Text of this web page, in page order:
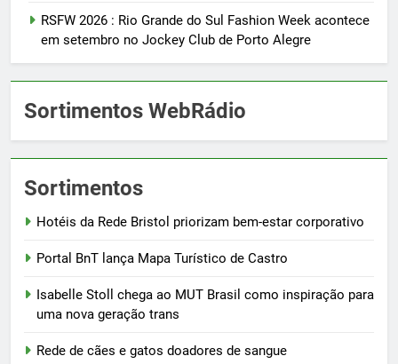
RSFW 2026 : Rio Grande do Sul Fashion Week acontece
em setembro no Jockey Club de Porto Alegre
Sortimentos WebRádio
Sortimentos
Hotéis da Rede Bristol priorizam bem-estar corporativo
Portal BnT lança Mapa Turístico de Castro
Isabelle Stoll chega ao MUT Brasil como inspiração para
uma nova geração trans
Rede de cães e gatos doadores de sangue